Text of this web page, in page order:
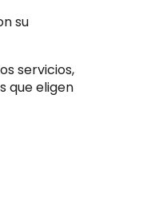
su
servicios,
que eligen